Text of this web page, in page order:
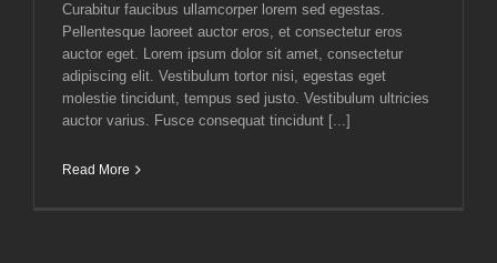
Curabitur faucibus ullamcorper lorem sed egestas.
Pellentesque laoreet auctor eros, et consectetur eros
auctor eget. Lorem ipsum dolor sit amet, consectetur
adipiscing elit. Vestibulum tortor nisi, egestas eget
molestie tincidunt, tempus sed justo. Vestibulum ultricies
auctor varius. Fusce consequat tincidunt [...]
Read More